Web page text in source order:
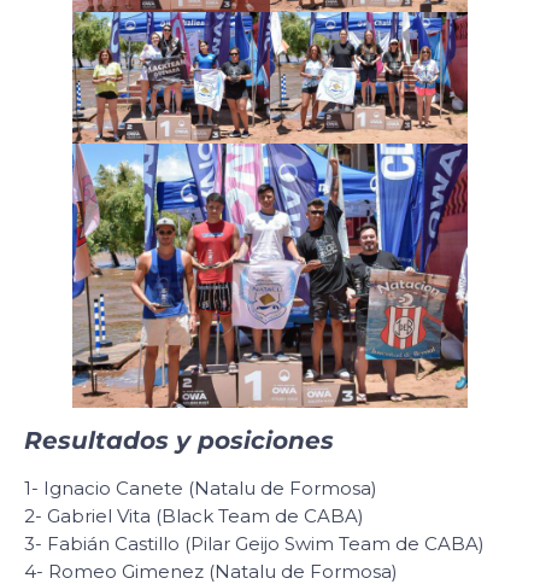
Resultados y posiciones
1- Ignacio Canete (Natalu de Formosa)
2- Gabriel Vita (Black Team de CABA)
3- Fabián Castillo (Pilar Geijo Swim Team de CABA)
4- Romeo Gimenez (Natalu de Formosa)